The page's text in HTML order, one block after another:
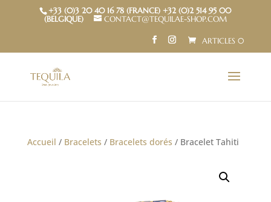
+33 (0)3 20 40 16 78 (FRANCE) +32 (0)2 514 95 00
(BELGIQUE)
CONTACT@TEQUILAE-SHOP.COM
ARTICLES 0
Accueil / Bracelets / Bracelets dorés / Bracelet Tahiti